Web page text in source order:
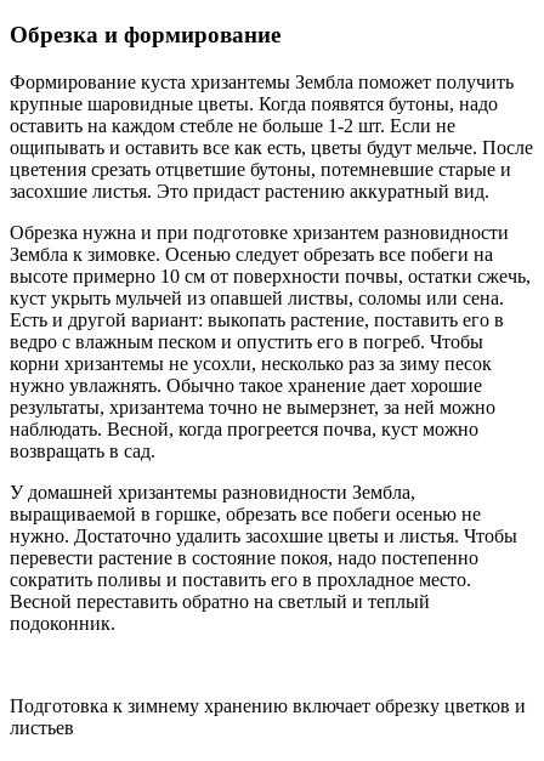
Обрезка и формирование
Формирование куста хризантемы Зембла поможет получить
крупные шаровидные цветы. Когда появятся бутоны, надо
оставить на каждом стебле не больше 1-2 шт. Если не
ощипывать и оставить все как есть, цветы будут мельче. После
цветения срезать отцветшие бутоны, потемневшие старые и
засохшие листья. Это придаст растению аккуратный вид.
Обрезка нужна и при подготовке хризантем разновидности
Зембла к зимовке. Осенью следует обрезать все побеги на
высоте примерно 10 см от поверхности почвы, остатки сжечь,
куст укрыть мульчей из опавшей листвы, соломы или сена.
Есть и другой вариант: выкопать растение, поставить его в
ведро с влажным песком и опустить его в погреб. Чтобы
корни хризантемы не усохли, несколько раз за зиму песок
нужно увлажнять. Обычно такое хранение дает хорошие
результаты, хризантема точно не вымерзнет, за ней можно
наблюдать. Весной, когда прогреется почва, куст можно
возвращать в сад.
У домашней хризантемы разновидности Зембла,
выращиваемой в горшке, обрезать все побеги осенью не
нужно. Достаточно удалить засохшие цветы и листья. Чтобы
перевести растение в состояние покоя, надо постепенно
сократить поливы и поставить его в прохладное место.
Весной переставить обратно на светлый и теплый
подоконник.
Подготовка к зимнему хранению включает обрезку цветков и
листьев